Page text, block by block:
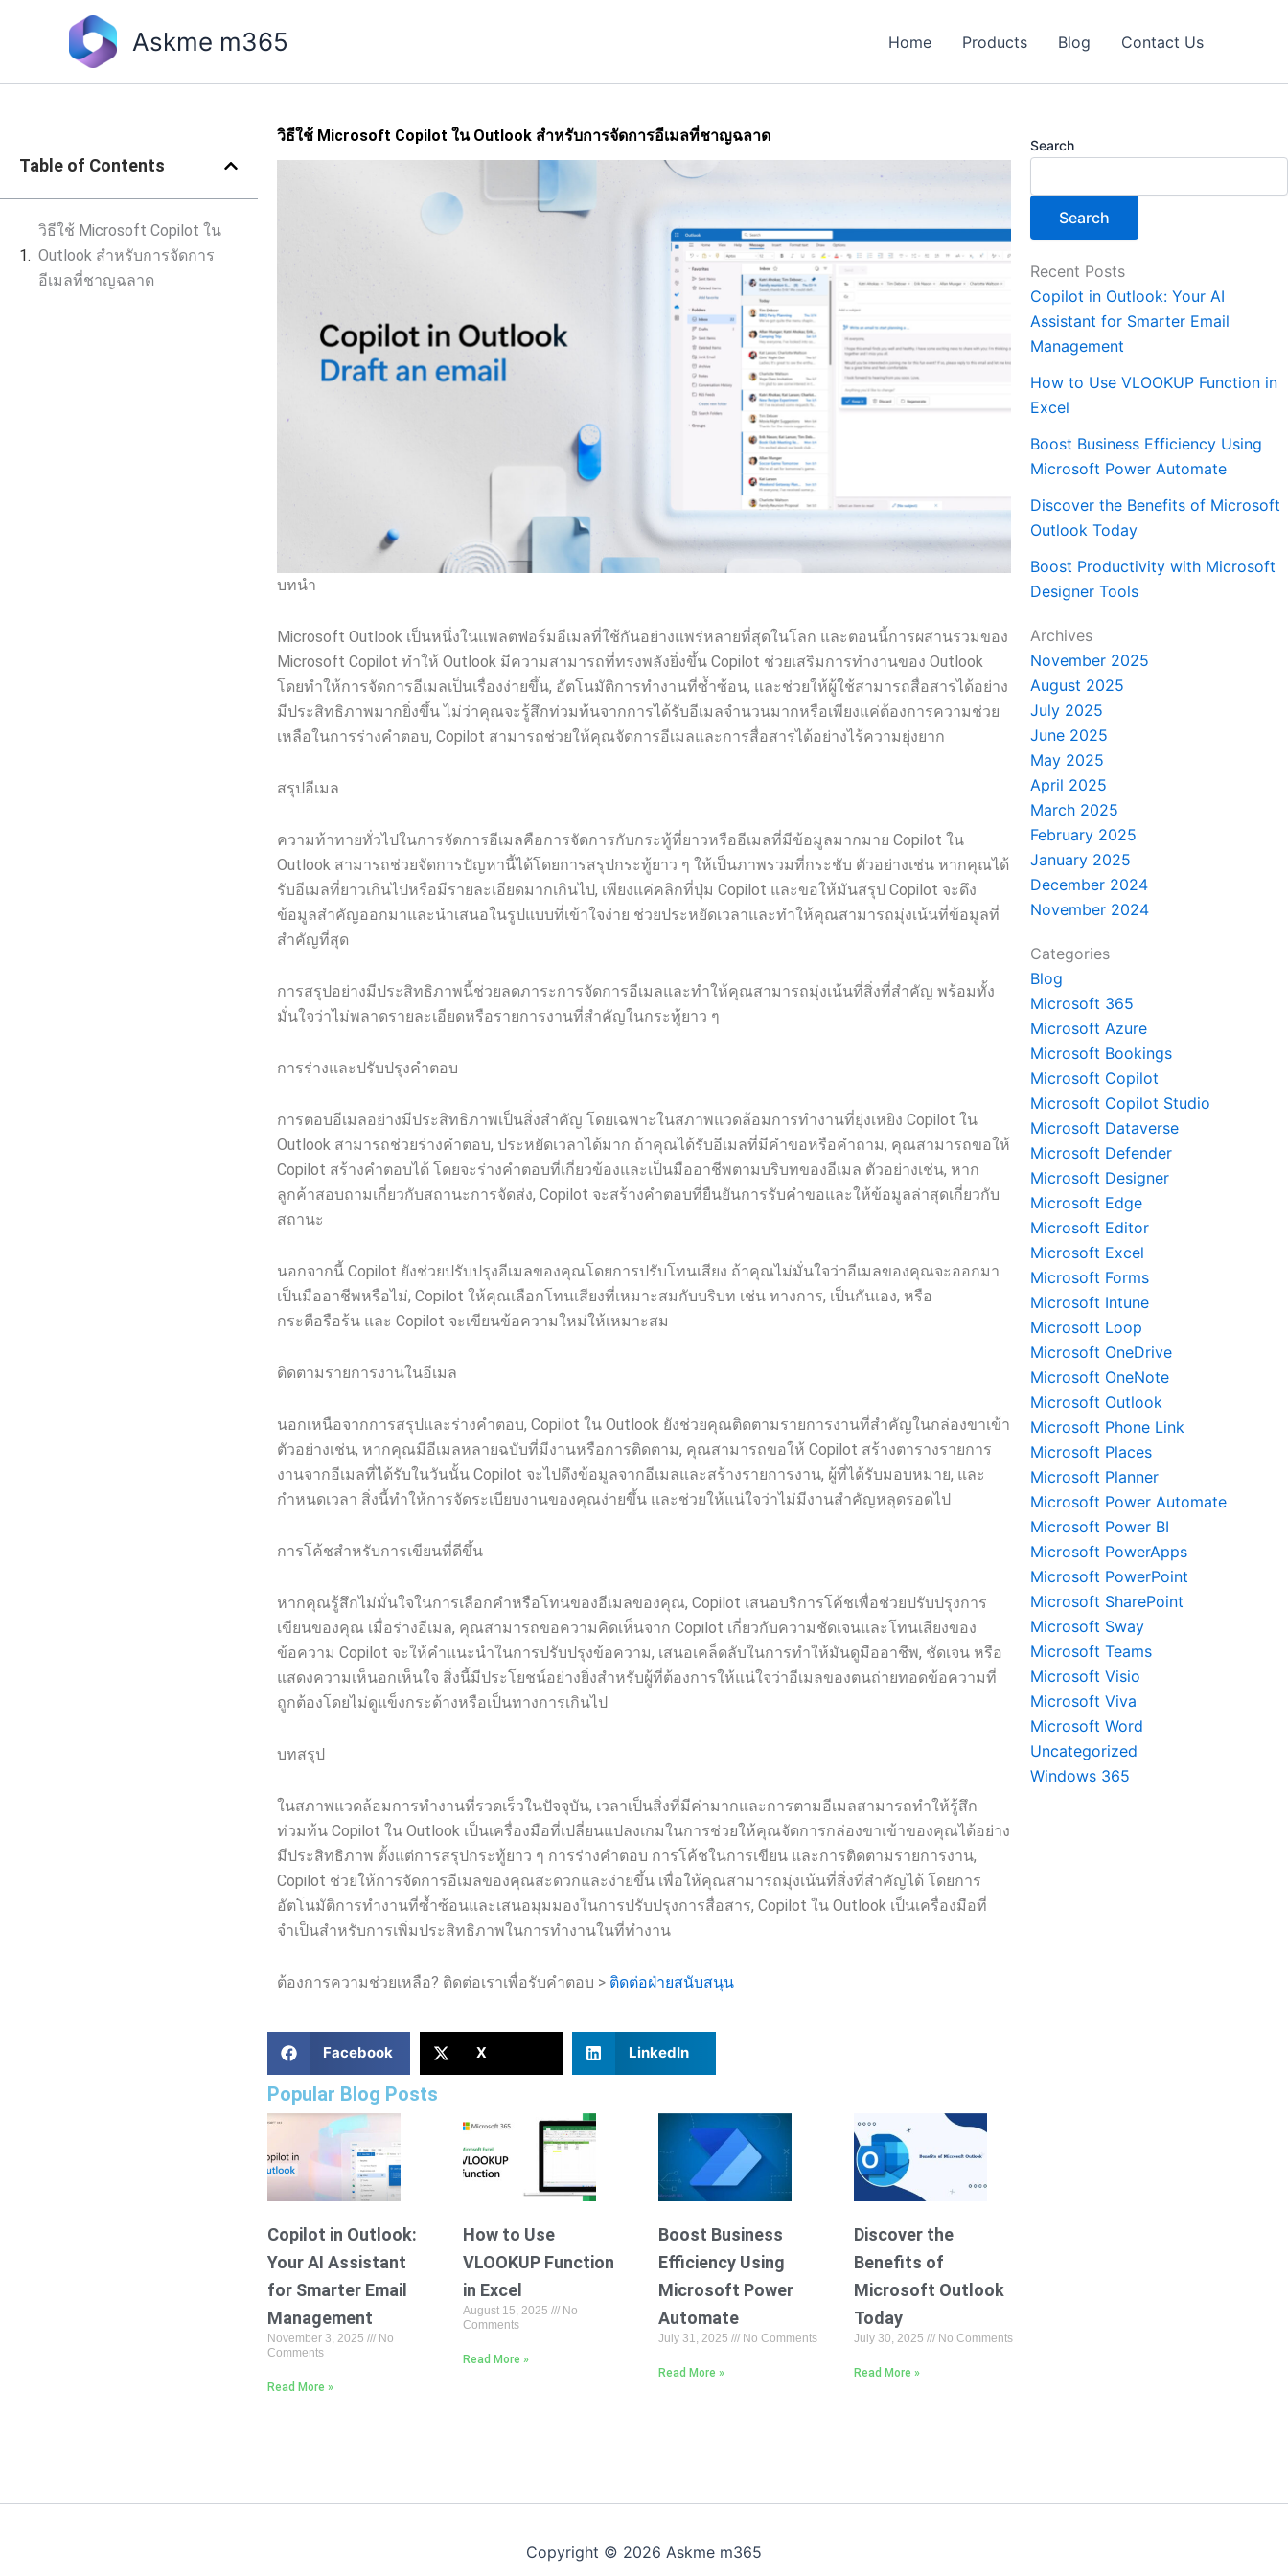
Askme m365 Home Products Blog Contact Us
Table of Contents
วิธีใช้ Microsoft Copilot ใน
Outlook สำหรับการจัดการ
อีเมลที่ชาญฉลาด
วิธีใช้ Microsoft Copilot ใน Outlook สำหรับการจัดการอีเมลที่ชาญฉลาด
บทนำ
Microsoft Outlook เป็นหนึ่งในแพลตฟอร์มอีเมลที่ใช้กันอย่างแพร่หลายที่สุดในโลก และตอนนี้การผสานรวมของ
Microsoft Copilot ทำให้ Outlook มีความสามารถที่ทรงพลังยิ่งขึ้น Copilot ช่วยเสริมการทำงานของ Outlook
โดยทำให้การจัดการอีเมลเป็นเรื่องง่ายขึ้น, อัตโนมัติการทำงานที่ซ้ำซ้อน, และช่วยให้ผู้ใช้สามารถสื่อสารได้อย่าง
มีประสิทธิภาพมากยิ่งขึ้น ไม่ว่าคุณจะรู้สึกท่วมท้นจากการได้รับอีเมลจำนวนมากหรือเพียงแค่ต้องการความช่วย
เหลือในการร่างคำตอบ, Copilot สามารถช่วยให้คุณจัดการอีเมลและการสื่อสารได้อย่างไร้ความยุ่งยาก
สรุปอีเมล
ความท้าทายทั่วไปในการจัดการอีเมลคือการจัดการกับกระทู้ที่ยาวหรืออีเมลที่มีข้อมูลมากมาย Copilot ใน
Outlook สามารถช่วยจัดการปัญหานี้ได้โดยการสรุปกระทู้ยาว ๆ ให้เป็นภาพรวมที่กระชับ ตัวอย่างเช่น หากคุณได้
รับอีเมลที่ยาวเกินไปหรือมีรายละเอียดมากเกินไป, เพียงแค่คลิกที่ปุ่ม Copilot และขอให้มันสรุป Copilot จะดึง
ข้อมูลสำคัญออกมาและนำเสนอในรูปแบบที่เข้าใจง่าย ช่วยประหยัดเวลาและทำให้คุณสามารถมุ่งเน้นที่ข้อมูลที่
สำคัญที่สุด
การสรุปอย่างมีประสิทธิภาพนี้ช่วยลดภาระการจัดการอีเมลและทำให้คุณสามารถมุ่งเน้นที่สิ่งที่สำคัญ พร้อมทั้ง
มั่นใจว่าไม่พลาดรายละเอียดหรือรายการงานที่สำคัญในกระทู้ยาว ๆ
การร่างและปรับปรุงคำตอบ
การตอบอีเมลอย่างมีประสิทธิภาพเป็นสิ่งสำคัญ โดยเฉพาะในสภาพแวดล้อมการทำงานที่ยุ่งเหยิง Copilot ใน
Outlook สามารถช่วยร่างคำตอบ, ประหยัดเวลาได้มาก ถ้าคุณได้รับอีเมลที่มีคำขอหรือคำถาม, คุณสามารถขอให้
Copilot สร้างคำตอบได้ โดยจะร่างคำตอบที่เกี่ยวข้องและเป็นมืออาชีพตามบริบทของอีเมล ตัวอย่างเช่น, หาก
ลูกค้าสอบถามเกี่ยวกับสถานะการจัดส่ง, Copilot จะสร้างคำตอบที่ยืนยันการรับคำขอและให้ข้อมูลล่าสุดเกี่ยวกับ
สถานะ
นอกจากนี้ Copilot ยังช่วยปรับปรุงอีเมลของคุณโดยการปรับโทนเสียง ถ้าคุณไม่มั่นใจว่าอีเมลของคุณจะออกมา
เป็นมืออาชีพหรือไม่, Copilot ให้คุณเลือกโทนเสียงที่เหมาะสมกับบริบท เช่น ทางการ, เป็นกันเอง, หรือ
กระตือรือร้น และ Copilot จะเขียนข้อความใหม่ให้เหมาะสม
ติดตามรายการงานในอีเมล
นอกเหนือจากการสรุปและร่างคำตอบ, Copilot ใน Outlook ยังช่วยคุณติดตามรายการงานที่สำคัญในกล่องขาเข้า
ตัวอย่างเช่น, หากคุณมีอีเมลหลายฉบับที่มีงานหรือการติดตาม, คุณสามารถขอให้ Copilot สร้างตารางรายการ
งานจากอีเมลที่ได้รับในวันนั้น Copilot จะไปดึงข้อมูลจากอีเมลและสร้างรายการงาน, ผู้ที่ได้รับมอบหมาย, และ
กำหนดเวลา สิ่งนี้ทำให้การจัดระเบียบงานของคุณง่ายขึ้น และช่วยให้แน่ใจว่าไม่มีงานสำคัญหลุดรอดไป
การโค้ชสำหรับการเขียนที่ดีขึ้น
หากคุณรู้สึกไม่มั่นใจในการเลือกคำหรือโทนของอีเมลของคุณ, Copilot เสนอบริการโค้ชเพื่อช่วยปรับปรุงการ
เขียนของคุณ เมื่อร่างอีเมล, คุณสามารถขอความคิดเห็นจาก Copilot เกี่ยวกับความชัดเจนและโทนเสียงของ
ข้อความ Copilot จะให้คำแนะนำในการปรับปรุงข้อความ, เสนอเคล็ดลับในการทำให้มันดูมืออาชีพ, ชัดเจน หรือ
แสดงความเห็นอกเห็นใจ สิ่งนี้มีประโยชน์อย่างยิ่งสำหรับผู้ที่ต้องการให้แน่ใจว่าอีเมลของตนถ่ายทอดข้อความที่
ถูกต้องโดยไม่ดูแข็งกระด้างหรือเป็นทางการเกินไป
บทสรุป
ในสภาพแวดล้อมการทำงานที่รวดเร็วในปัจจุบัน, เวลาเป็นสิ่งที่มีค่ามากและการตามอีเมลสามารถทำให้รู้สึก
ท่วมท้น Copilot ใน Outlook เป็นเครื่องมือที่เปลี่ยนแปลงเกมในการช่วยให้คุณจัดการกล่องขาเข้าของคุณได้อย่าง
มีประสิทธิภาพ ตั้งแต่การสรุปกระทู้ยาว ๆ การร่างคำตอบ การโค้ชในการเขียน และการติดตามรายการงาน,
Copilot ช่วยให้การจัดการอีเมลของคุณสะดวกและง่ายขึ้น เพื่อให้คุณสามารถมุ่งเน้นที่สิ่งที่สำคัญได้ โดยการ
อัตโนมัติการทำงานที่ซ้ำซ้อนและเสนอมุมมองในการปรับปรุงการสื่อสาร, Copilot ใน Outlook เป็นเครื่องมือที่
จำเป็นสำหรับการเพิ่มประสิทธิภาพในการทำงานในที่ทำงาน
ต้องการความช่วยเหลือ? ติดต่อเราเพื่อรับคำตอบ >ติดต่อฝ่ายสนับสนุน
Facebook X LinkedIn
Popular Blog Posts
Copilot in Outlook:
Your AI Assistant
for Smarter Email
Management
November 3, 2025
No
Comments
Read More »
How to Use
VLOOKUP Function
in Excel
August 15, 2025
No
Comments
Read More »
Boost Business
Efficiency Using
Microsoft Power
Automate
July 31, 2025 No Comments
Read More »
Discover the
Benefits of
Microsoft Outlook
Today
July 30, 2025 No Comments
Read More »
Search
Search
Recent Posts
Copilot in Outlook: Your AI
Assistant for Smarter Email
Management
How to Use VLOOKUP Function in
Excel
Boost Business Efficiency Using
Microsoft Power Automate
Discover the Benefits of Microsoft
Outlook Today
Boost Productivity with Microsoft
Designer Tools
Archives
November 2025
August 2025
July 2025
June 2025
May 2025
April 2025
March 2025
February 2025
January 2025
December 2024
November 2024
Categories
Blog
Microsoft 365
Microsoft Azure
Microsoft Bookings
Microsoft Copilot
Microsoft Copilot Studio
Microsoft Dataverse
Microsoft Defender
Microsoft Designer
Microsoft Edge
Microsoft Editor
Microsoft Excel
Microsoft Forms
Microsoft Intune
Microsoft Loop
Microsoft OneDrive
Microsoft OneNote
Microsoft Outlook
Microsoft Phone Link
Microsoft Places
Microsoft Planner
Microsoft Power Automate
Microsoft Power BI
Microsoft PowerApps
Microsoft PowerPoint
Microsoft SharePoint
Microsoft Sway
Microsoft Teams
Microsoft Visio
Microsoft Viva
Microsoft Word
Uncategorized
Windows 365
Copyright © 2026 Askme m365